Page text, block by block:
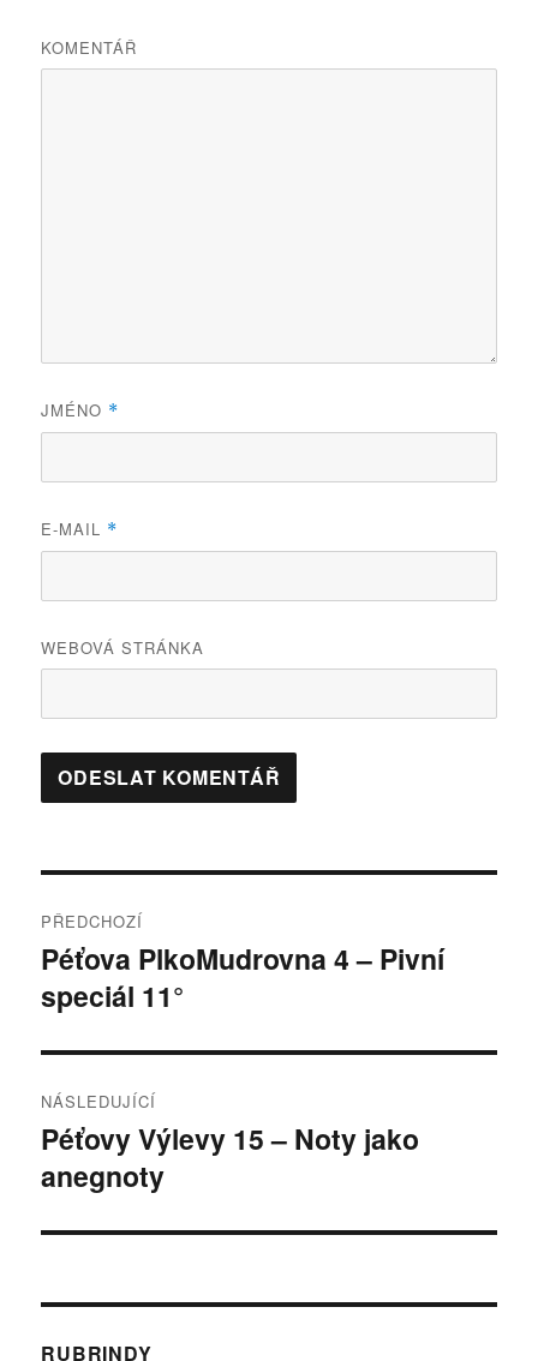
KOMENTÁŘ
JMÉNO *
E-MAIL *
WEBOVÁ STRÁNKA
pro
příspěvek
PŘEDCHOZÍ
Předchozí
příspěvek:
Péťova PlkoMudrovna 4 – Pivní
speciál 11°
NÁSLEDUJÍCÍ
Následující
příspěvek:
Péťovy Výlevy 15 – Noty jako
anegnoty
RUBRINDY